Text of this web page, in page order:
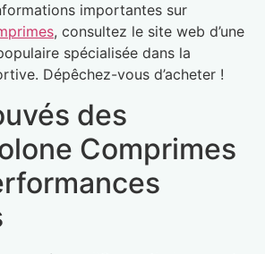
importantes sur
, consultez le site web d’une
spécialisée dans la
Dépêchez-vous d’acheter !
des
Comprimes